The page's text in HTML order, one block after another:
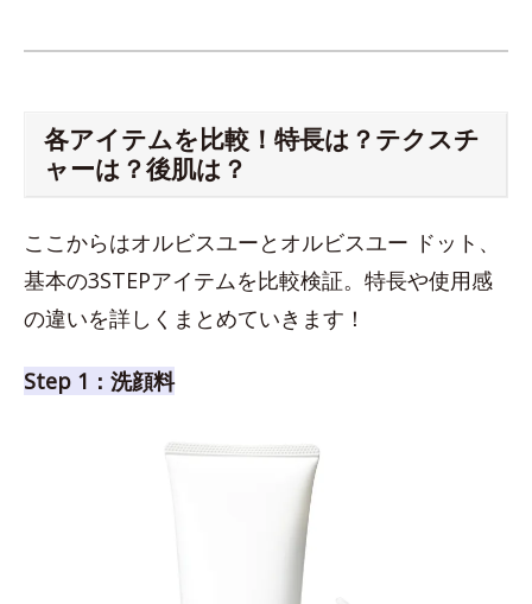
各アイテムを比較！特長は？テクスチ
ャーは？後肌は？
ここからはオルビスユーとオルビスユー ドット、
基本の3STEPアイテムを比較検証。特長や使用感
の違いを詳しくまとめていきます！
Step 1：洗顔料